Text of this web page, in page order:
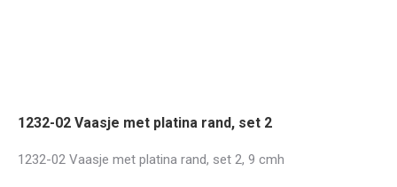
1232-02 Vaasje met platina rand, set 2
1232-02 Vaasje met platina rand, set 2, 9 cmh